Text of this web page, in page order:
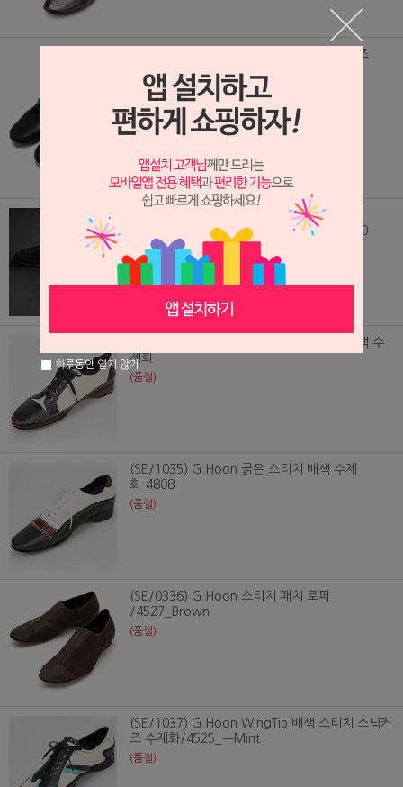
(SE/0469) G.Hoon 코끼리 가죽 디자인 슈즈
179,000원
(SE/1062) 그녀를 만나기전 100m Series
/Boating strap snickers/수제화_12052210
(품절)
(SE/1036) G.Hoon 세줄 옆라인 스티치 배색 수
제화
(품절)
(SE/1035) G.Hoon 굵은 스티치 배색 수제
화-4808
(품절)
(SE/0336) G.Hoon 스티치 패치 로퍼
/4527_Brown
(품절)
(SE/1037) G.Hoon WingTip 배색 스티치 스닉커
즈 수제화/4525_ㅡMint
(품절)
하루동안 열지 않기